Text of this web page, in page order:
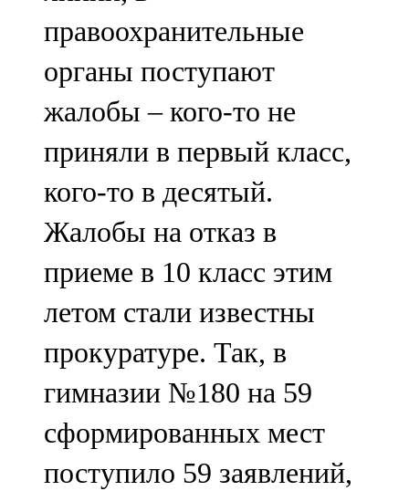
правоохранительные
органы поступают
жалобы – кого-то не
приняли в первый класс,
кого-то в десятый.
Жалобы на отказ в
приеме в 10 класс этим
летом стали известны
прокуратуре. Так, в
гимназии №180 на 59
сформированных мест
поступило 59 заявлений,